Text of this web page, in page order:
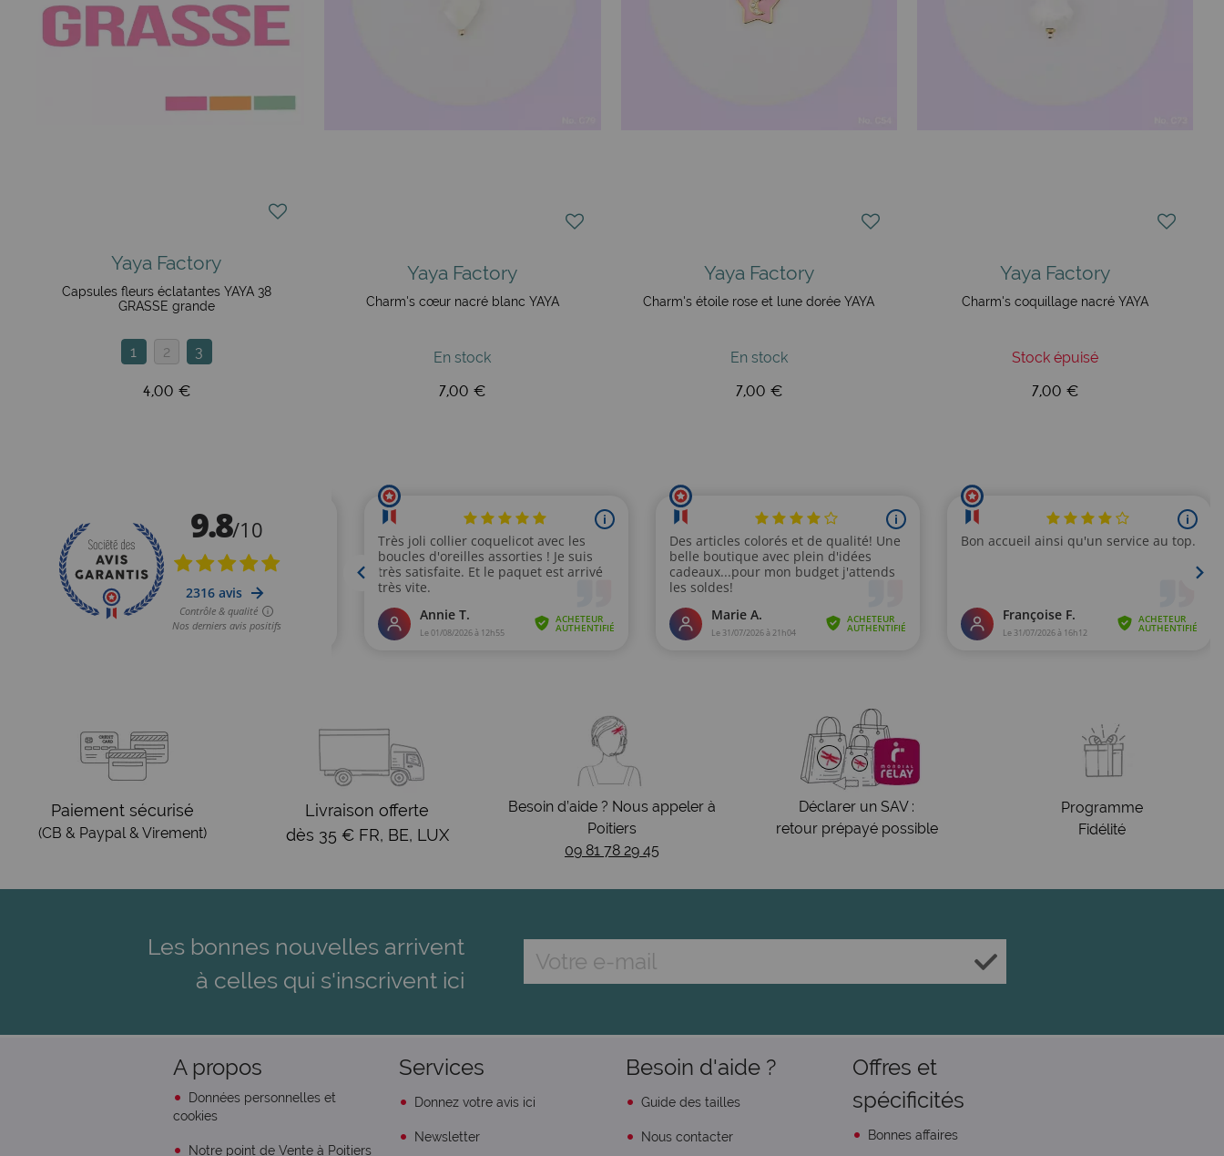
Yaya Factory
Capsules fleurs éclatantes YAYA 38
GRASSE grande
1 2 3
4,00 €
Yaya Factory
Charm's cœur nacré blanc YAYA
En stock
7,00 €
Yaya Factory
Charm's étoile rose et lune dorée YAYA
En stock
7,00 €
Yaya Factory
Charm's coquillage nacré YAYA
Stock épuisé
7,00 €
Paiement sécurisé
(CB & Paypal & Virement)
Livraison offerte
dès 35 € FR, BE, LUX
Besoin d’aide ? Nous appeler à
Poitiers
09 81 78 29 45
Déclarer un SAV :
retour prépayé possible
Programme
Fidélité
Les bonnes nouvelles arrivent
à celles qui s'inscrivent ici
A propos
Données personnelles et
cookies
Notre point de Vente à Poitiers
Services
Donnez votre avis ici
Newsletter
Besoin d'aide ?
Guide des tailles
Nous contacter
Offres et
spécificités
Bonnes affaires